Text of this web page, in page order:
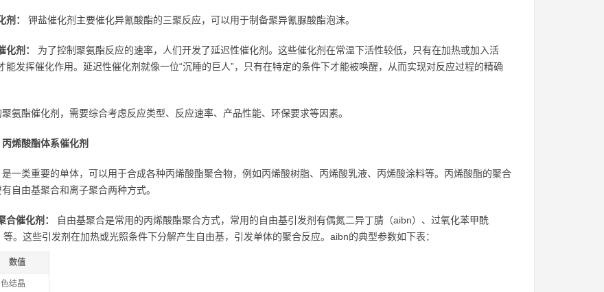
剂： 钾盐催化剂主要催化异氰酸酯的三聚反应，可以用于制备聚异氰脲酸酯泡沫。
化剂：
为了控制聚氨酯反应的速率，人们开发了延迟性催化剂。这些催化剂在常温下活性较低，只有在加热或加入活
能发挥催化作用。延迟性催化剂就像一位“沉睡的巨人”，只有在特定的条件下才能被唤醒，从而实现对反应过程的精确
氨酯催化剂，需要综合考虑反应类型、反应速率、产品性能、环保要求等因素。
烯酸酯体系催化剂
一类重要的单体，可以用于合成各种丙烯酸酯聚合物，例如丙烯酸树脂、丙烯酸乳液、丙烯酸涂料等。丙烯酸酯的聚合
自由基聚合和离子聚合两种方式。
合催化剂：
自由基聚合是常用的丙烯酸酯聚合方式，常用的自由基引发剂有偶氮二异丁腈（aibn）、过氧化苯甲酰
等。这些引发剂在加热或光照条件下分解产生自由基，引发单体的聚合反应。aibn的典型参数如下表：
数值
色结晶